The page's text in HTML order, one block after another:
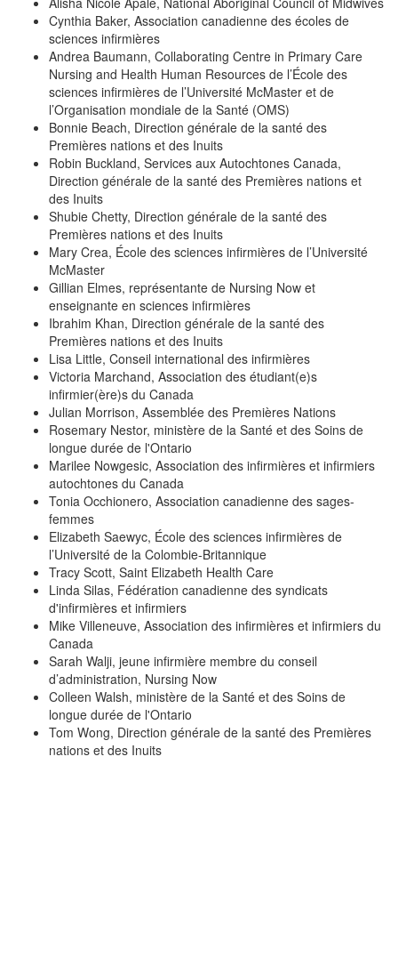
Cynthia Baker, Association canadienne des écoles de
sciences infirmières
Andrea Baumann, Collaborating Centre in Primary Care
Nursing and Health Human Resources de l’École des
sciences infirmières de l’Université McMaster et de
l’Organisation mondiale de la Santé (OMS)
Bonnie Beach, Direction générale de la santé des
Premières nations et des Inuits
Robin Buckland, Services aux Autochtones Canada,
Direction générale de la santé des Premières nations et
des Inuits
Shubie Chetty, Direction générale de la santé des
Premières nations et des Inuits
Mary Crea, École des sciences infirmières de l’Université
McMaster
Gillian Elmes, représentante de Nursing Now et
enseignante en sciences infirmières
Ibrahim Khan, Direction générale de la santé des
Premières nations et des Inuits
Lisa Little, Conseil international des infirmières
Victoria Marchand, Association des étudiant(e)s
infirmier(ère)s du Canada
Julian Morrison, Assemblée des Premières Nations
Rosemary Nestor, ministère de la Santé et des Soins de
longue durée de l'Ontario
Marilee Nowgesic, Association des infirmières et infirmiers
autochtones du Canada
Tonia Occhionero, Association canadienne des sages-
femmes
Elizabeth Saewyc, École des sciences infirmières de
l’Université de la Colombie-Britannique
Tracy Scott, Saint Elizabeth Health Care
Linda Silas, Fédération canadienne des syndicats
d'infirmières et infirmiers
Mike Villeneuve, Association des infirmières et infirmiers du
Canada
Sarah Walji, jeune infirmière membre du conseil
d’administration, Nursing Now
Colleen Walsh, ministère de la Santé et des Soins de
longue durée de l'Ontario
Tom Wong, Direction générale de la santé des Premières
nations et des Inuits